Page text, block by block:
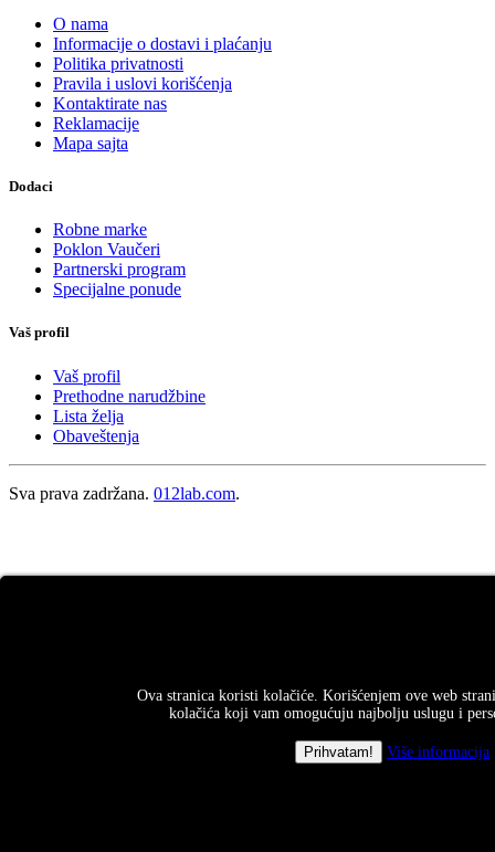
Ova stranica koristi kolačiće. Korišćenjem ove web
kolačića koji vam omogućuju najbolju uslugu i
Više informacija
O nama
Informacije o dostavi i plaćanju
Politika privatnosti
Pravila i uslovi korišćenja
Kontaktirate nas
Reklamacije
Mapa sajta
Dodaci
Robne marke
Poklon Vaučeri
Partnerski program
Specijalne ponude
Vaš profil
Vaš profil
Prethodne narudžbine
Lista želja
Obaveštenja
Sva prava zadržana. 012lab.com.